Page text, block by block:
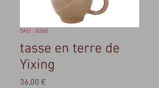
SKU : G260
tasse en terre de
Yixing
36,00 €